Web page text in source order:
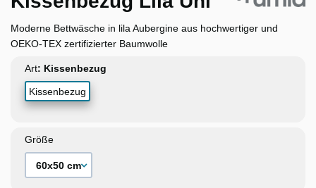
Moderne Bettwäsche in lila Aubergine aus hochwertiger und
OEKO-TEX zertifizierter Baumwolle
Art
Kissenbezug
Größe